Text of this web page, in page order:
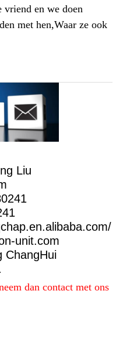
vriend en we doen
met hen,Waar ze ook
Liu
unit.com
ChangHui
dan contact met ons